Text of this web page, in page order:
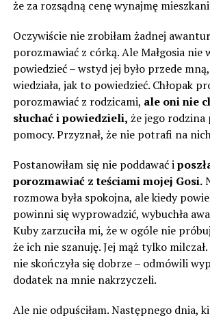
że za rozsądną cenę wynajmę
Oczywiście nie zrobiłam żadnej
porozmawiać z córką. Ale Małgosia nie
powiedzieć – wstyd jej było przede
wiedziała, jak to powiedzieć. Chłopak
porozmawiać z rodzicami, ale oni nie
słuchać i powiedzieli, że jego
pomocy. Przyznał, że nie potrafi na
Postanowiłam się nie poddawać i
porozmawiać z teściami mojej Gosi.
rozmowa była spokojna, ale kiedy
powinni się wyprowadzić, wybuchła
Kuby zarzuciła mi, że w ogóle nie
że ich nie szanuję. Jej mąż tylko
nie skończyła się dobrze – odmówili
dodatek na mnie nakrzyczeli.
Ale nie odpuściłam. Następnego dnia,